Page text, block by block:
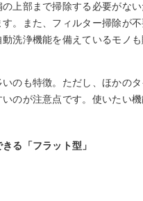
上部まで掃除する必要がな
。また、フィルター掃除が
洗浄機能を備えているモノ
のも特徴。ただし、ほかの
のが注意点です。使いたい
る「フラット型」